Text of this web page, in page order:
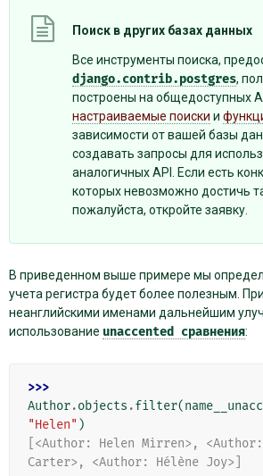
Поиск в других базах данных
Все инструменты поиска,
django.contrib.postgres,
построены на общедоступных
настраиваемые поиски и
зависимости от вашей базы
создавать запросы для
аналогичных API. Если есть
которых невозможно достичь
пожалуйста, откройте заявку.
В приведенном выше примере мы
учета регистра будет более полезным.
неанглийскими именами дальнейшим
использование unaccented сравнения:
Author.objects .filter(
"Helen" )
[<Author: Helen Mirren>, <Author:
Carter>, <Author: Hélène Joy>]